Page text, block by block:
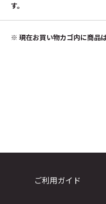
通販のQ&A
す。
※ 現在お買い物カゴ内に商品
ご利用ガイド